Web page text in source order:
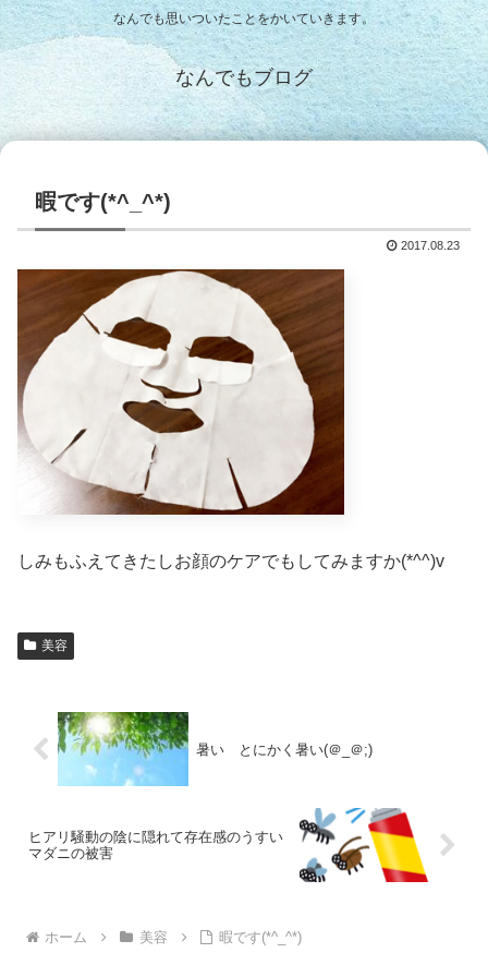
なんでも思いついたことをかいていきます。
なんでもブログ
暇です(*^_^*)
2017.08.23
しみもふえてきたしお顔のケアでもしてみますか(*^^)v
美容
暑い とにかく暑い(＠_＠;)
ヒアリ騒動の陰に隠れて存在感のうすい
マダニの被害
ホーム 美容 暇です(*^_^*)